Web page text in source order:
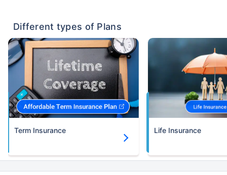
Different types of Plans
Term Insurance Life Insurance